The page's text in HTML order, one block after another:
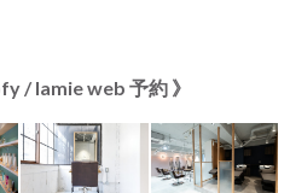
/ lamie web 予約 》